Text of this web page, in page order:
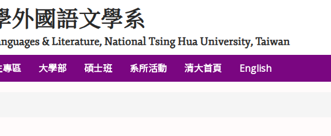
專區 大學部 碩士班 系所活動 清大首頁 English